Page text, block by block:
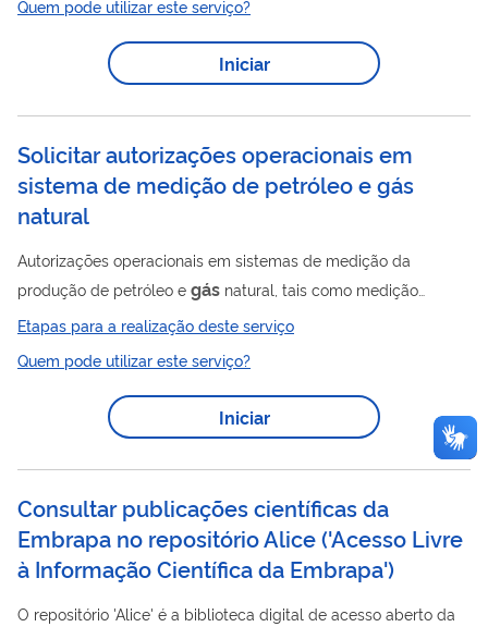
grupos sociais à medida que é representativa de coletividades
com especificidades que as distinguem da sociedade nacional.
A Funai, enquanto órgão coordenador da política indigenista, é
representantes...
Quem pode utilizar este serviço?
Iniciar
Solicitar autorizações operacionais em
sistema de medição de petróleo e gás
natural
Autorizações operacionais em sistemas de medição da
produção de petróleo e gás natural, tais como medição
compartilhada, medição com BSW superior a 1% e extensões
de prazo para calibração, inspeção dimensional, realização de
testes de poço, amostragem, entre outras. Para utilizar esse
serviço você deve ter um cadastro como usuário externo do
SEI-ANP. Para mais informações acesse o serviço " Solicitar
Etapas para a realização deste serviço
Quem pode utilizar este serviço?
Iniciar
Consultar publicações científicas da
Embrapa no repositório Alice ('Acesso Livre
à Informação Científica da Embrapa')
O repositório 'Alice' é a biblioteca digital de acesso aberto da